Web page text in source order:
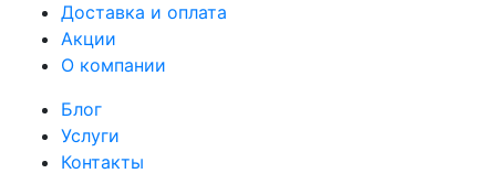
Доставка и оплата
Акции
О компании
Блог
Услуги
Контакты